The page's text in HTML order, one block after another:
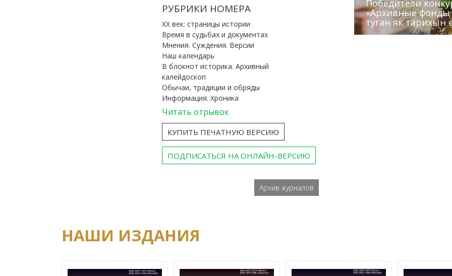
РУБРИКИ НОМЕРА
ХХ век: страницы истории
Время в судьбах и документах
Мнения. Суждения. Версии
Наш календарь
В блокнот историка. Архивный
калейдоскоп
Обычаи, традиции и обряды
Информация. Хроника
Читать отрывок
КУПИТЬ ПЕЧАТНУЮ ВЕРСИЮ
ПОДПИСАТЬСЯ НА ОНЛАЙН-ВЕРСИЮ
Архив журналов
Победители
«Архивные фонды
туган як тарихын
Архивисты
Госархива
Сотрудники
Эхо веков»
(КХТИ)
«Мир архивов
НАШИ ИЗДАНИЯ